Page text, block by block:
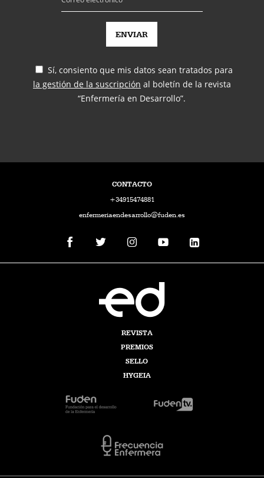
Sí, consiento que mis datos sean tratados para
la gestión de la suscripción al boletín de la revista
“Enfermería en Desarrollo”.
CONTACTO
+34915474881
enfermeriaendesarrollo@fuden.es
REVISTA
PREMIOS
SELLO
HYGEIA